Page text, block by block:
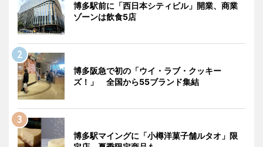
博多駅前に「西日本シティビル」開業、商業
ゾーンは飲食5店
博多阪急で初の「ウイ・ラブ・クッキー
ズ！」 全国から55ブランド集結
博多駅マイングに「小樽洋菓子舗ルタオ」限